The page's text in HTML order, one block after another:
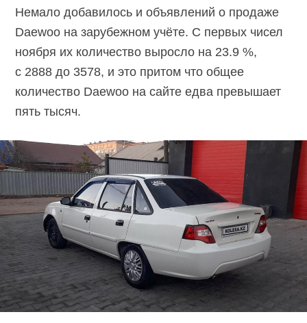
Немало добавилось и объявлений о продаже
Daewoo на зарубежном учёте. С первых чисел
ноября их количество выросло на 23.9 %,
с 2888 до 3578, и это притом что общее
количество Daewoo на сайте едва превышает
пять тысяч.